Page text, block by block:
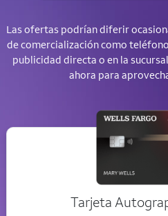
Las ofertas podrían diferir
de comercialización como
publicidad directa o en la
ahora para
Tarjeta